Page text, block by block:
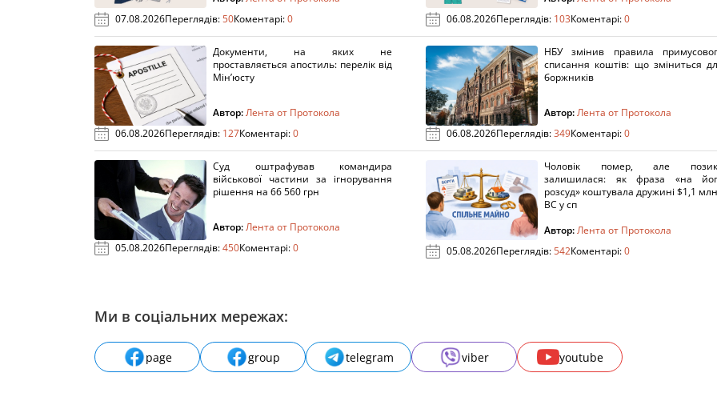
07.08.2026Переглядів:50Коментарі:0
06.08.2026Переглядів: 103Коментарі:0
Документи, на яких не
проставляється апостиль: перелік від
Мін’юсту
Автор:Лента от Протокола
06.08.2026Переглядів: 127Коментарі:0
НБУ змінив правила
списання коштів: що зміниться
боржників
Автор:Лента от Протокола
06.08.2026Переглядів:349Коментарі:0
Суд оштрафував командира
військової частини за ігнорування
рішення на 66 560 грн
Автор:Лента от Протокола
05.08.2026Переглядів:450Коментарі:0
Чоловік помер, але
залишилася: як фраза «на
розсуд» коштувала дружині $1,1
ВС у сп
Автор:Лента от Протокола
05.08.2026Переглядів:542Коментарі:0
Ми в соціальних мережах:
page group telegram viber youtube